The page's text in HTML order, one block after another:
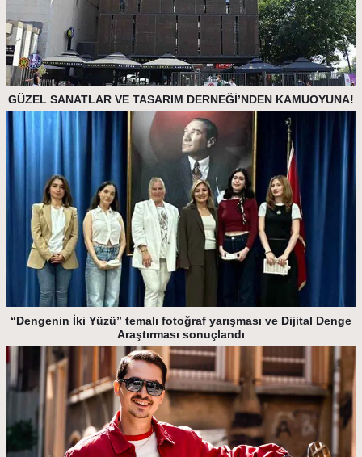
GÜZEL SANATLAR VE TASARIM DERNEĞİ’NDEN KAMUOYUNA!
“Dengenin İki Yüzü” temalı fotoğraf yarışması ve Dijital Denge
Araştırması sonuçlandı